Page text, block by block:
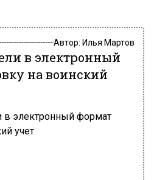
Автор: Илья Мартов
в электронный
на воинский